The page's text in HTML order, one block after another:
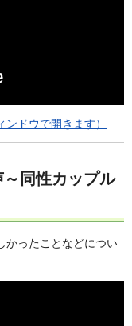
ドウで開きます）
同性カップル
かったことなどについ